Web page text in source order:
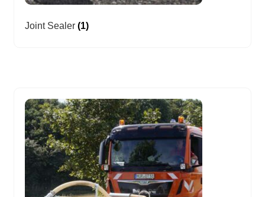
Joint Sealer (1)